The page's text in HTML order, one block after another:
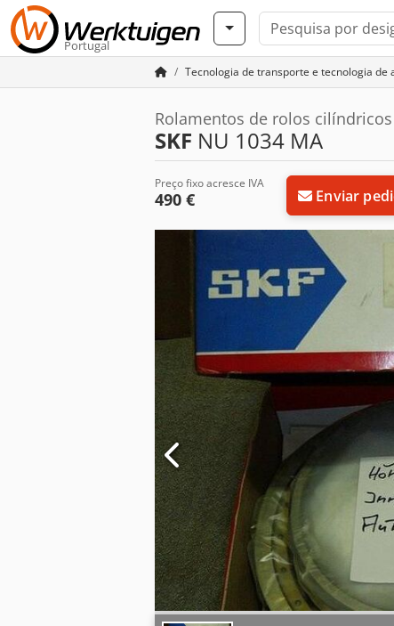
Portugal
Tecnologia de transporte e tecnologia de
Rolamentos de rolos cilíndricos
SKF NU 1034 MA
Preço fixo acresce IVA
490 € Enviar